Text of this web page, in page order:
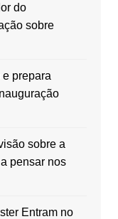
do
sobre
prepara
sobre a
pensar nos
Entram no